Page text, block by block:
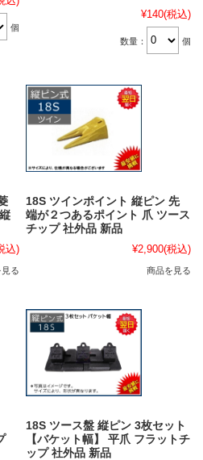
個
¥140(税込)
数量： 個
込)
る
18S ツインポイント 縦ピン 先
端が２つあるポイント 爪 ツース
チップ 社外品 新品
¥2,900(税込)
商品を見る
18S ツース盤 縦ピン 3枚セット
【バケット幅】 平爪 フラットチ
ップ 社外品 新品